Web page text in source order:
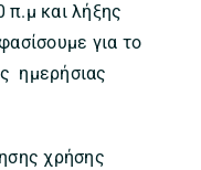
και λήξης
για το
ημερήσιας
χρήσης